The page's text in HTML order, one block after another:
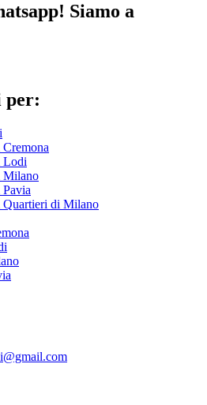
Siamo a
per:
Lodi
Milano
di Milano